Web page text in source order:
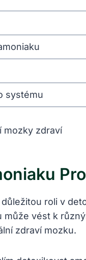
systému
roli v
vést k
zdraví mozku.